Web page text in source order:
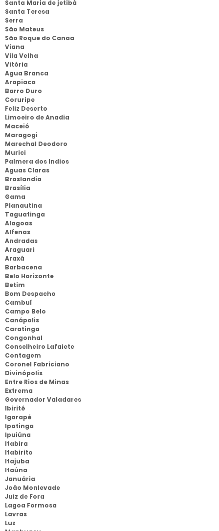
Santa Maria de jetibá
Santa Teresa
Serra
São Mateus
São Roque do Canaa
Viana
Vila Velha
Vitória
Agua Branca
Arapiaca
Barro Duro
Coruripe
Feliz Deserto
Limoeiro de Anadia
Maceió
Maragogi
Marechal Deodoro
Murici
Palmera dos Indios
Aguas Claras
Braslandia
Brasília
Gama
Planautina
Taguatinga
Alagoas
Alfenas
Andradas
Araguari
Araxá
Barbacena
Belo Horizonte
Betim
Bom Despacho
Cambuí
Campo Belo
Canápolis
Caratinga
Congonhal
Conselheiro Lafaiete
Contagem
Coronel Fabriciano
Divinópolis
Entre Rios de Minas
Extrema
Governador Valadares
Ibirité
Igarapé
Ipatinga
Ipuiúna
Itabira
Itabirito
Itajuba
Itaúna
Januária
João Monlevade
Juiz de Fora
Lagoa Formosa
Lavras
Luz